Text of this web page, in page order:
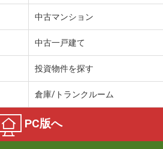
中古マンション
中古一戸建て
投資物件を探す
倉庫/トランクルーム
PC版へ